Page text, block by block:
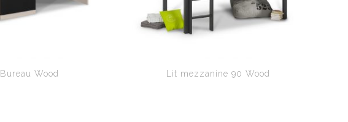
Bureau Wood Lit mezzanine 90 Wood